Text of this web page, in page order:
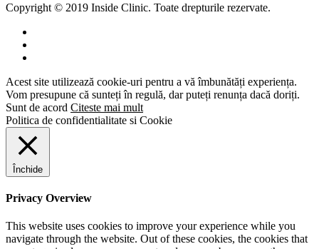
Copyright © 2019 Inside Clinic. Toate drepturile rezervate.
Acest site utilizează cookie-uri pentru a vă îmbunătăți experiența.
Vom presupune că sunteți în regulă, dar puteți renunța dacă doriți.
Sunt de acord Citeste mai mult
Politica de confidentialitate si Cookie
Închide
Privacy Overview
This website uses cookies to improve your experience while you
navigate through the website. Out of these cookies, the cookies that